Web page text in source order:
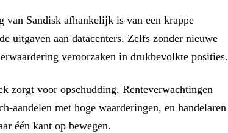
Sandisk afhankelijk is van een krappe
uitgaven aan datacenters. Zelfs zonder nieuwe
veroorzaken in drukbevolkte posities.
zorgt voor opschudding. Renteverwachtingen
aandelen met hoge waarderingen, en handelaren
één kant op bewegen.